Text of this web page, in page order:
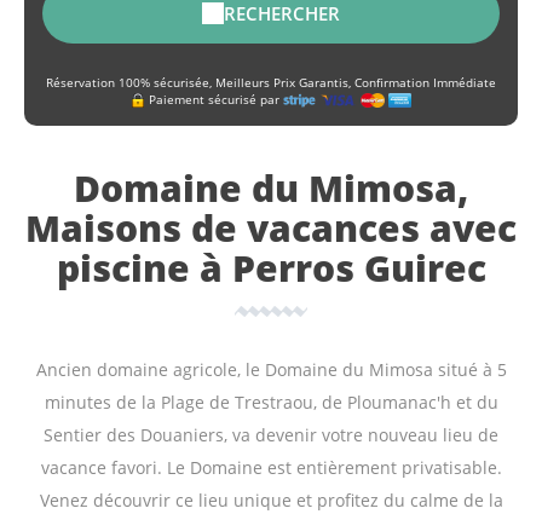
RECHERCHER
Réservation 100% sécurisée, Meilleurs Prix Garantis, Confirmation Immédiate
Paiement sécurisé par
Domaine du Mimosa,
Maisons de vacances avec
piscine à Perros Guirec
Ancien domaine agricole, le Domaine du Mimosa situé à 5
minutes de la Plage de Trestraou, de Ploumanac'h et du
Sentier des Douaniers, va devenir votre nouveau lieu de
vacance favori. Le Domaine est entièrement privatisable.
Venez découvrir ce lieu unique et profitez du calme de la